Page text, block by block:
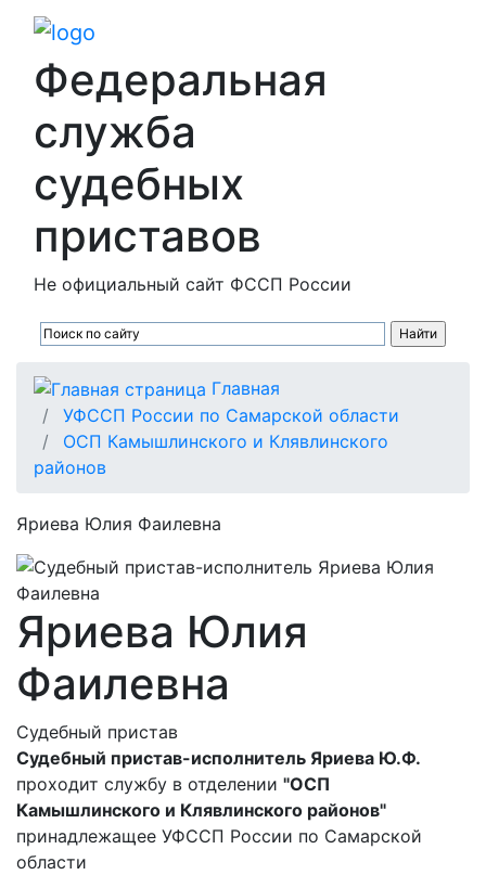
Федеральная
служба
судебных
приставов
Не официальный сайт ФССП России
Главная
УФССП России по Самарской области
ОСП Камышлинского и Клявлинского
районов
Яриева Юлия Фаилевна
Яриева Юлия
Фаилевна
Судебный пристав
Судебный пристав-исполнитель Яриева Ю.Ф.
проходит службу в отделении "ОСП
Камышлинского и Клявлинского районов"
принадлежащее УФССП России по Самарской
области